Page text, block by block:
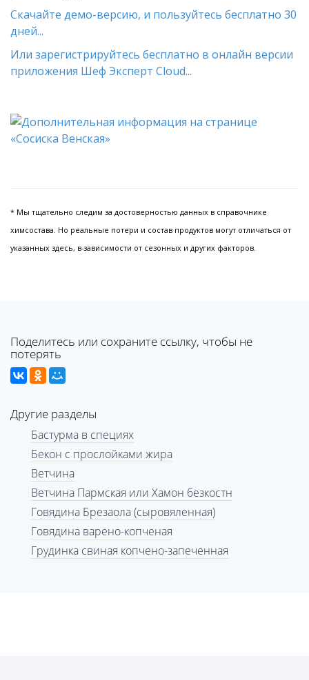
Скачайте демо-версию, и пользуйтесь бесплатно 30
дней...
Или зарегистрируйтесь бесплатно в онлайн версии
приложения Шеф Эксперт Cloud...
* Мы тщательно следим за достоверностью данных в справочнике
химсостава. Но реальные потери и состав продуктов могут отличаться от
указанных здесь, в-зависимости от сезонных и других факторов.
Поделитесь или сохраните ссылку, чтобы не
потерять
Другие разделы
Бастурма в специях
Бекон с прослойками жира
Ветчина
Ветчина Пармская или Хамон безкостн
Говядина Брезаола (сыровяленная)
Говядина варено-копченая
Грудинка свиная копчено-запеченная